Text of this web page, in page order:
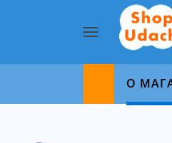
Найти
О